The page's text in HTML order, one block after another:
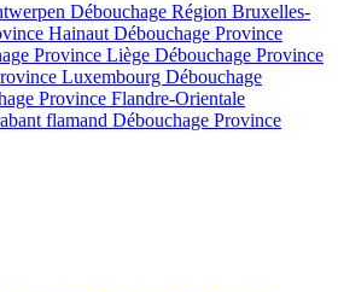
Débouchage Région Bruxelles-
Hainaut Débouchage Province
Province Liège Débouchage Province
Luxembourg Débouchage
Province Flandre-Orientale
flamand Débouchage Province